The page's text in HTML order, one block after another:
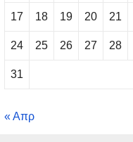
17 18 19 20 21
24 25 26 27 28
31
« Απρ